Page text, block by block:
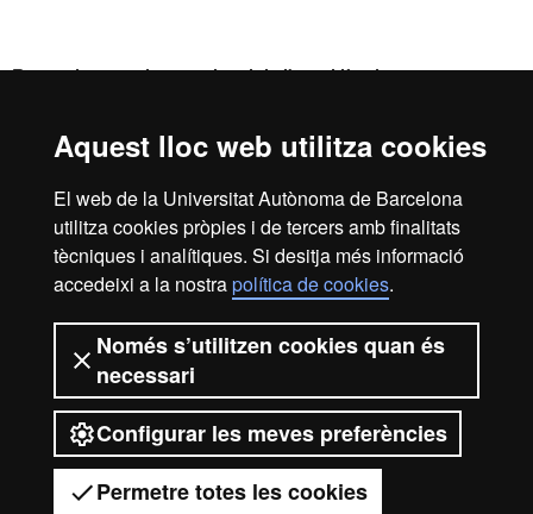
Aquest lloc web utilitza cookies
El web de la Universitat Autònoma de Barcelona
utilitza cookies pròpies i de tercers amb finalitats
tècniques i analítiques. Si desitja més informació
accedeixi a la nostrapolítica de cookies.
Només s’utilitzen cookies quan és
necessari
Configurar les meves preferències
Permetre totes les cookies
Reconeixement internacional de l'excel·lència
HR
in
Inici Avís legal Política de privacitat
Protecció de dades Sobre el web
Som una universitat capdavantera que imparteix una
docència de qualitat, diversificada, multidisciplinària i
flexible, ajustada a les necessitats de la societat i adaptada
als nous models de l'Europa del coneixement. La UAB és
reconeguda internacionalment per la qualitat i el caràcter
innovador de la seva recerca.
2026 Universitat Autònoma de Barcelona